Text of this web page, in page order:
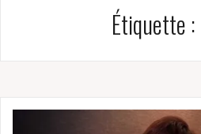
Étiquette :